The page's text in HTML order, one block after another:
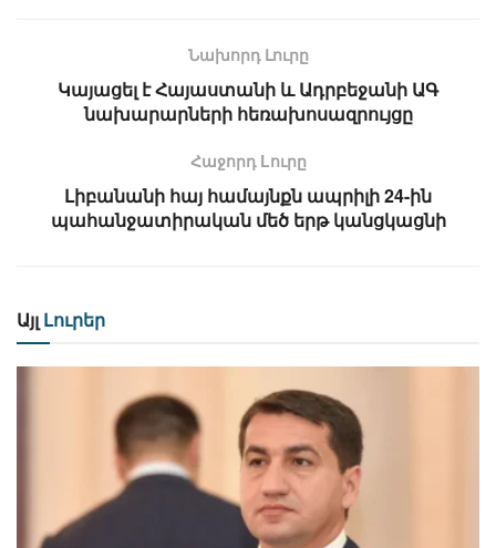
Նախորդ Լուրը
Կայացել է Հայաստանի և Ադրբեջանի ԱԳ
նախարարների հեռախոսազրույցը
Հաջորդ Lուրը
Լիբանանի հայ համայնքն ապրիլի 24-ին
պահանջատիրական մեծ երթ կանցկացնի
Այլ Լուրեր